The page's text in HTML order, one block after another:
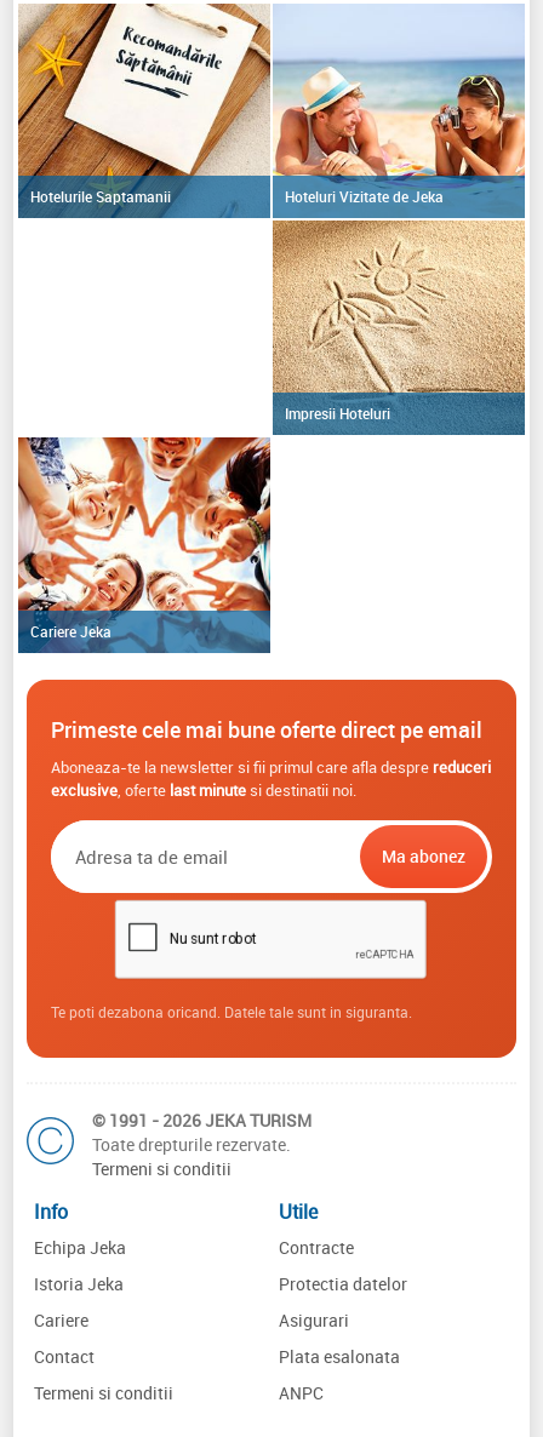
Hotelurile Saptamanii Hoteluri Vizitate de Jeka
Impresii Hoteluri
Cariere Jeka
Primeste cele mai bune oferte direct pe email
Aboneaza-te la newsletter si fii primul care afla despre reduceri
exclusive, oferte last minutesi destinatii noi.
Te poti dezabona oricand. Datele tale sunt in siguranta.
© 1991 - 2026 JEKA TURISM
Toate drepturile rezervate.
Termeni si conditii
Info
Echipa Jeka
Istoria Jeka
Cariere
Contact
Termeni si conditii
Utile
Contracte
Protectia datelor
Asigurari
Plata esalonata
ANPC